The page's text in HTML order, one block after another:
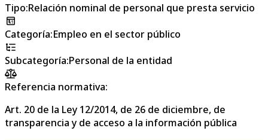
Tipo:Relación nominal de personal que presta servicio
Categoría:Empleo en el sector público
Subcategoría:Personal de la entidad
Referencia normativa:
Art. 20 de la Ley 12/2014, de 26 de diciembre, de
transparencia y de acceso a la información pública